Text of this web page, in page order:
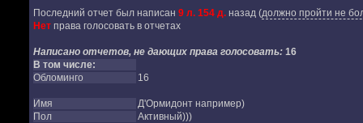
Последний отчет был написан 9 л. 154 д.назад(должно пройти не
Нетправа голосовать в отчетах
Написано отчетов, не дающих права голосовать: 16
В том числе:
Обломинго
16
Имя
Д'Ормидонт например)
Пол
Активный)))